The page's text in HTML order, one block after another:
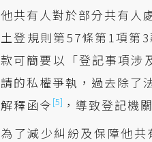
他共有人對於部分共有人
土登規則第57條第1項第3
款可簡要以「登記事項涉
請的私權爭執，過去除了
解釋函令 [5] ，導致登記機
為了減少糾紛及保障他